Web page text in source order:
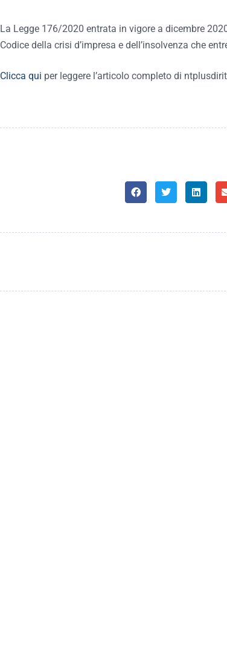
La Legge 176/2020 entrata in vigore a dicembre
Codice della crisi d’impresa e dell’insolvenza che
Clicca qui per leggere l’articolo completo di